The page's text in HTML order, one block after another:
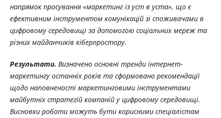
напрямок просування «маркетинг із уст в уста», що є
ефективним інструментом комунікацій зі споживачами в
цифровому середовищі за допомогою соціальних мереж та
різних майданчиків кіберпростору.
Результати. Визначено основні тренди інтернет-
маркетингу останніх років та сформовано рекомендації
щодо наповненості маркетинговими інструментами
майбутніх стратегій компаній у цифровому середовищі.
Висновки роботи можуть бути корисними спеціалістам